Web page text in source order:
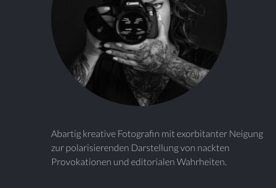
Abartig kreative Fotografin mit exorbitanter Neigung
zur polarisierenden Darstellung von nackten
Provokationen und editorialen Wahrheiten.